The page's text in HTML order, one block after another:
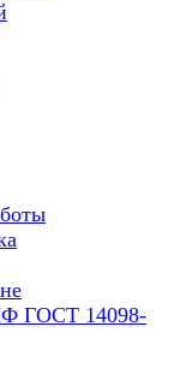
ГОСТ 14098-